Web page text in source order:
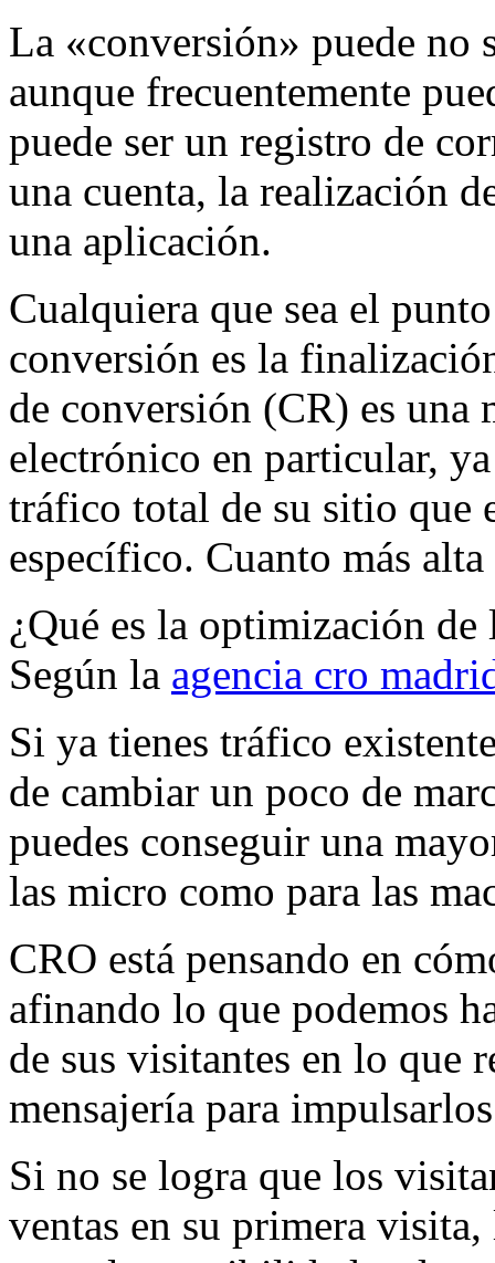
La «conversión» puede no
aunque frecuentemente
puede ser un registro de
una cuenta, la realización
una aplicación.
Cualquiera que sea el
conversión es la
de conversión (CR) es una
electrónico en particular,
tráfico total de su sitio que
específico. Cuanto más
¿Qué es la optimización
Según la agencia cro
Si ya tienes tráfico
de cambiar un poco de
puedes conseguir una
las micro como para las
CRO está pensando en
afinando lo que podemos
de sus visitantes en lo que
mensajería para
Si no se logra que los
ventas en su primera